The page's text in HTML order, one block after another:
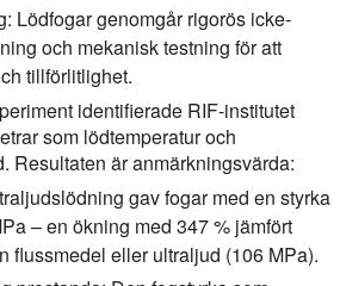
Lödfogar genomgår rigorös icke-
och mekanisk testning för att
tillförlitlighet.
identifierade RIF-institutet
som lödtemperatur och
Resultaten är anmärkningsvärda:
gav fogar med en styrka
– en ökning med 347 % jämfört
flussmedel eller ultraljud (106 MPa).